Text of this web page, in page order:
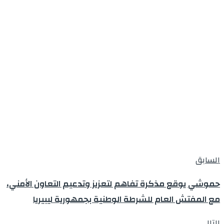
السابق
حموشي يوقع مذكرة تفاهم لتعزيز وتدعيم التعاون الأمني،
مع المفتش العام للشرطة الوطنية بجمهورية ليبيريا